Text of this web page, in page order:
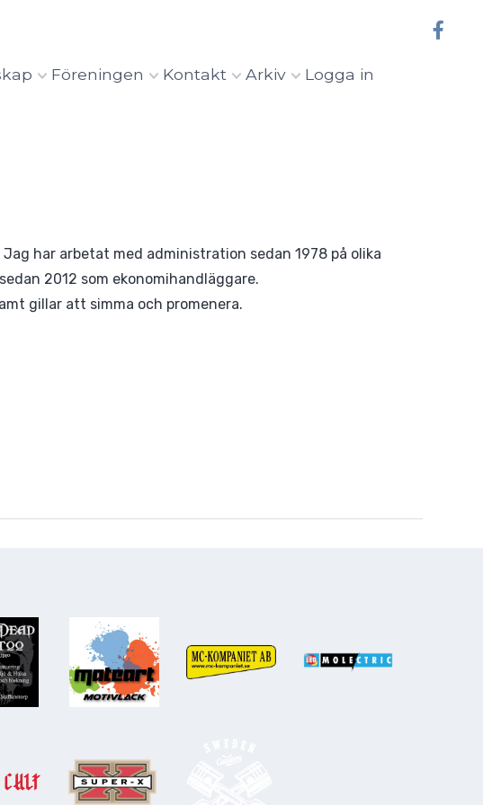
Föreningen Kontakt Arkiv Logga in
har arbetat med administration sedan 1978 på olika
2012 som ekonomihandläggare.
gillar att simma och promenera.